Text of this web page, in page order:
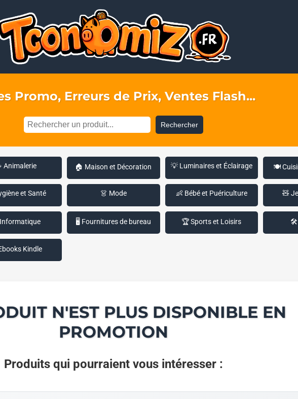
Promo, Erreurs de Prix, Ventes Flash...
Rechercher
Animalerie 🏠 Maison et Décoration 💡 Luminaires et Éclairage 🍽️
et Santé 👗 Mode 👶 Bébé et Puériculture 🧸
🖥️ Fournitures de bureau 🏆 Sports et Loisirs 🛠️
Kindle
N'EST PLUS DISPONIBLE EN
PROMOTION
Produits qui pourraient vous intéresser :